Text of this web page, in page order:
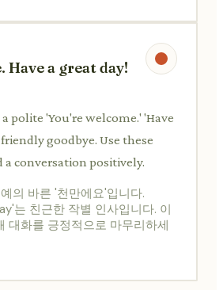
Have a great day!
polite 'You're welcome.' 'Have
goodbye. Use these
conversation positively.
의 바른 '천만에요'입니다.
는 친근한 작별 인사입니다. 이
대화를 긍정적으로 마무리하세